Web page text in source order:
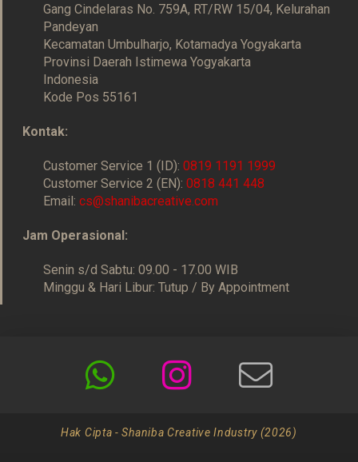
Gang Cindelaras No. 759A, RT/RW 15/04, Kelurahan
Pandeyan
Kecamatan Umbulharjo, Kotamadya Yogyakarta
Provinsi Daerah Istimewa Yogyakarta
Indonesia
Kode Pos 55161
Kontak:
Customer Service 1 (ID):0819 1191 1999
Customer Service 2 (EN):0818 441 448
Email:cs@shanibacreative.com
Jam Operasional:
Senin s/d Sabtu: 09.00 - 17.00 WIB
Minggu & Hari Libur: Tutup / By Appointment
Hak Cipta - Shaniba Creative Industry (2026)